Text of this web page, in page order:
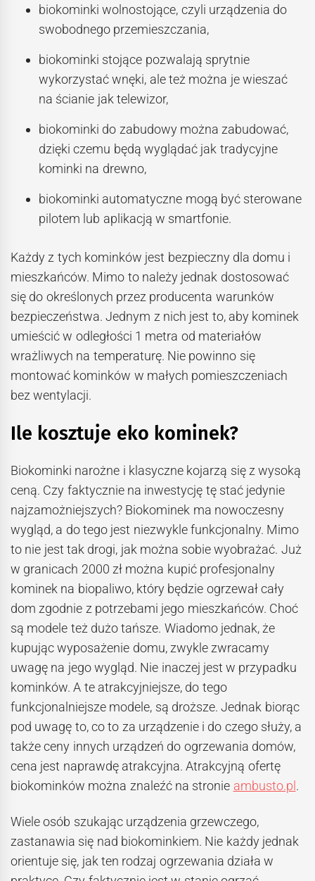
biokominki wolnostojące, czyli urządzenia do
swobodnego przemieszczania,
biokominki stojące pozwalają sprytnie
wykorzystać wnęki, ale też można je wieszać
na ścianie jak telewizor,
biokominki do zabudowy można zabudować,
dzięki czemu będą wyglądać jak tradycyjne
kominki na drewno,
biokominki automatyczne mogą być sterowane
pilotem lub aplikacją w smartfonie.
Każdy z tych kominków jest bezpieczny dla domu i
mieszkańców. Mimo to należy jednak dostosować
się do określonych przez producenta warunków
bezpieczeństwa. Jednym z nich jest to, aby kominek
umieścić w odległości 1 metra od materiałów
wrażliwych na temperaturę. Nie powinno się
montować kominków w małych pomieszczeniach
bez wentylacji.
Ile kosztuje eko kominek?
Biokominki narożne i klasyczne kojarzą się z wysoką
ceną. Czy faktycznie na inwestycję tę stać jedynie
najzamożniejszych? Biokominek ma nowoczesny
wygląd, a do tego jest niezwykle funkcjonalny. Mimo
to nie jest tak drogi, jak można sobie wyobrażać. Już
w granicach 2000 zł można kupić profesjonalny
kominek na biopaliwo, który będzie ogrzewał cały
dom zgodnie z potrzebami jego mieszkańców. Choć
są modele też dużo tańsze. Wiadomo jednak, że
kupując wyposażenie domu, zwykle zwracamy
uwagę na jego wygląd. Nie inaczej jest w przypadku
kominków. A te atrakcyjniejsze, do tego
funkcjonalniejsze modele, są droższe. Jednak biorąc
pod uwagę to, co to za urządzenie i do czego służy, a
także ceny innych urządzeń do ogrzewania domów,
cena jest naprawdę atrakcyjna. Atrakcyjną ofertę
biokominków można znaleźć na stronie ambusto.pl .
Wiele osób szukając urządzenia grzewczego,
zastanawia się nad biokominkiem. Nie każdy jednak
orientuje się, jak ten rodzaj ogrzewania działa w